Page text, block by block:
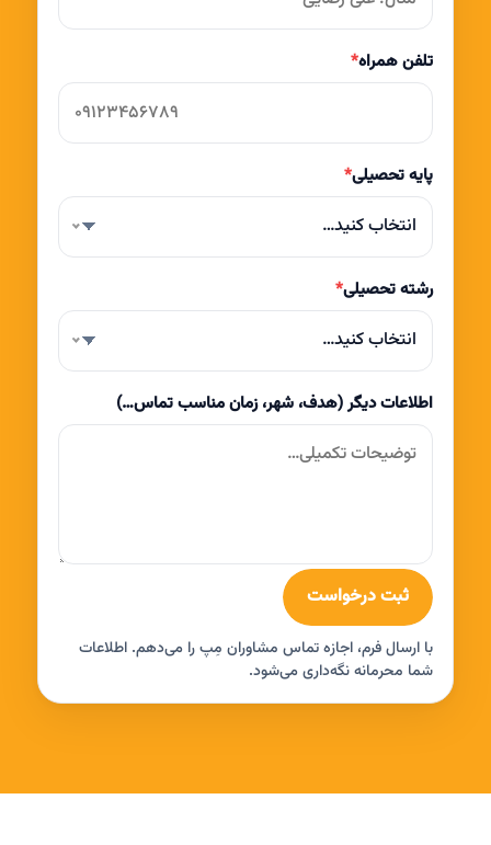
تلفن همراه*
پایه تحصیلی*
انتخاب کنید…
رشته تحصیلی*
انتخاب کنید…
اطلاعات دیگر (هدف، شهر، زمان مناسب تماس…)
ثبت درخواست
با ارسال فرم، اجازه تماس مشاوران مِپ را می‌دهم. اطلاعات
شما محرمانه نگه‌داری می‌شود.